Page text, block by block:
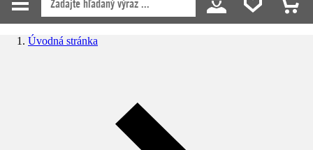
Úvodná stránka